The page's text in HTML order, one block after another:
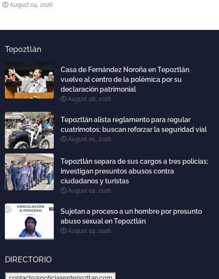
August 04, 2026
Tepoztlán
Casa de Fernández Noroña en Tepoztlán
vuelve al centro de la polémica por su
declaración patrimonial
August 06, 2026
Tepoztlán alista reglamento para regular
cuatrimotos; buscan reforzar la seguridad vial
August 05, 2026
Tepoztlán separa de sus cargos a tres policías;
investigan presuntos abusos contra
ciudadanos y turistas
August 04, 2026
Sujetan a proceso a un hombre por presunto
abuso sexual en Tepoztlán
August 04, 2026
DIRECTORIO